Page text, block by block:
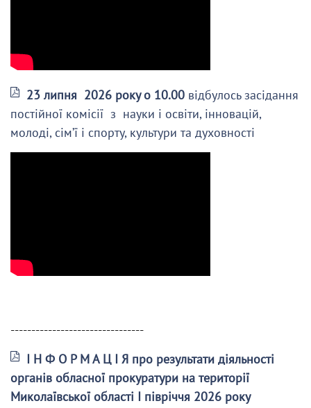
23 липня 2026 року о 10.00 відбулось засідання
постійної комісії з науки і освіти, інновацій,
молоді, сім’ї і спорту, культури та духовності
--------------------------------
І Н Ф О Р М А Ц І Я про результати діяльності
органів обласної прокуратури на території
Миколаївської області І півріччя 2026 року